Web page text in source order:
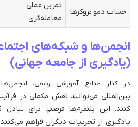
حساب دمو بروکرها
تمرین عملی
معامله‌گری
انجمن‌ها و شبکه‌های
(یادگیری از جامعه جهانی)
در کنار منابع آموزشی رسمی،
بین‌المللی می‌توانند نقش مکملی در
کنند. این پلتفرم‌ها فرصتی برای
یادگیری از تجربیات دیگران فراهم